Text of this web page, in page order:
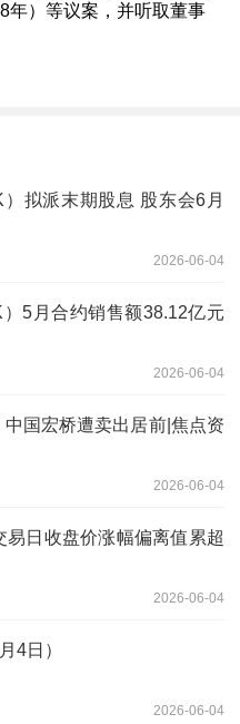
年）等议案，并听取董事
拟派末期股息 股东会6月
2026-06-04
5月合约销售额38.12亿元
2026-06-04
国宏桥遭卖出居前|焦点资
2026-06-04
日收盘价涨幅偏离值累超
2026-06-04
4日）
2026-06-04